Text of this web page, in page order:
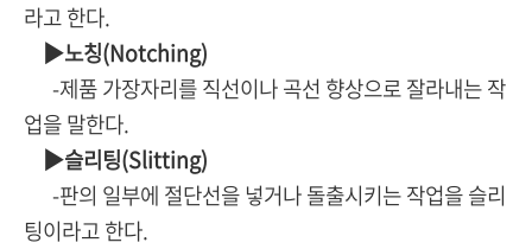
라고 한다.
▶노칭(Notching)
-제품 가장자리를 직선이나 곡선 향상으로 잘라내는 작
업을 말한다.
▶슬리팅(Slitting)
-판의 일부에 절단선을 넣거나 돌출시키는 작업을 슬리
팅이라고 한다.